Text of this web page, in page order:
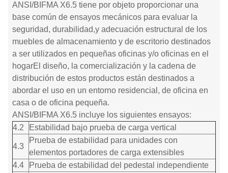
ANSI/BIFMA X6.5 tiene por objeto proporcionar una
base común de ensayos mecánicos para evaluar la
seguridad, durabilidad,y adecuación estructural de los
muebles de almacenamiento y de escritorio destinados
a ser utilizados en pequeñas oficinas y/o oficinas en el
hogarEl diseño, la comercialización y la cadena de
distribución de estos productos están destinados a
abordar el uso en un entorno residencial, de oficina en
casa o de oficina pequeña.
ANSI/BIFMA X6.5 incluye los siguientes ensayos:
4.2
Estabilidad bajo prueba de carga vertical
4.3
Prueba de estabilidad para unidades con
elementos portadores de carga extensibles
4.4
Prueba de estabilidad del pedestal independiente